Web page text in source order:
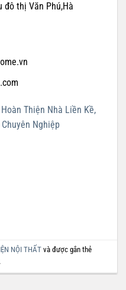
đô thị Văn Phú,Hà
Hoàn Thiện Nhà Liền Kề,
Nghiệp
NỘI THẤT và được gắn thẻ
.